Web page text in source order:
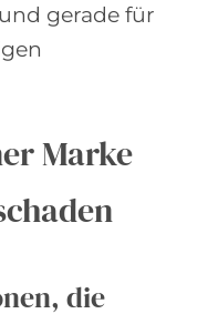
gerade für
Marke
die